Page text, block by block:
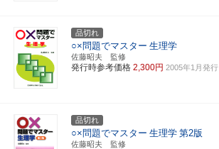
品切れ
○×問題でマスター 生理学
佐藤昭夫 監修
発行時参考価格 2,300円 2005年1月発行
品切れ
○×問題でマスター 生理学 第2版
佐藤昭夫 監修